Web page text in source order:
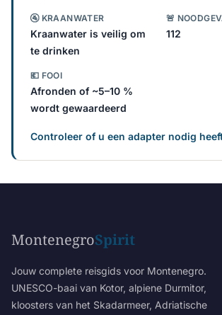
🚰 KRAANWATER
Kraanwater is veilig om
te drinken
🚨
112
💶 FOOI
Afronden of ~5–10 %
wordt gewaardeerd
Controleer of u een adapter nodig
MontenegroSpirit
Jouw complete reisgids voor Montenegro.
UNESCO-baai van Kotor, alpiene Durmitor,
kloosters van het Skadarmeer, Adriatische